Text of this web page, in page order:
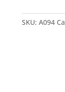
SKU: A094